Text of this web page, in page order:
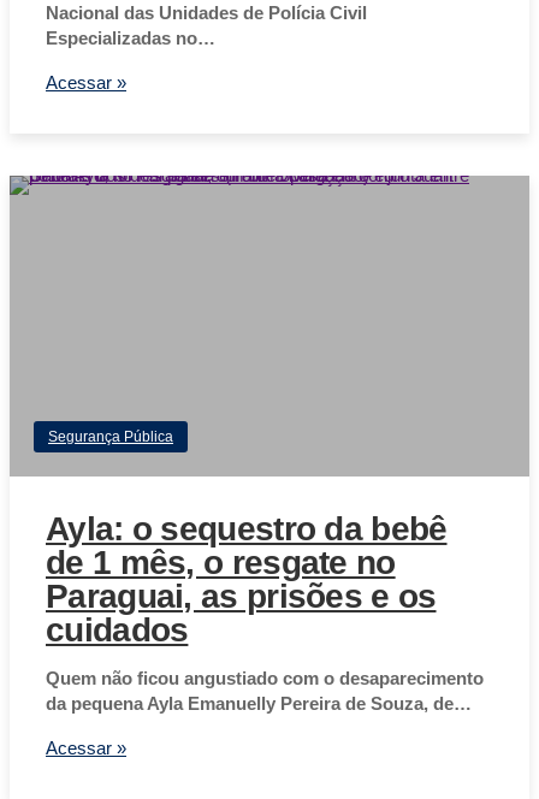
Nacional das Unidades de Polícia Civil
Especializadas no…
Acessar »
Segurança Pública
Ayla: o sequestro da bebê
de 1 mês, o resgate no
Paraguai, as prisões e os
cuidados
Quem não ficou angustiado com o desaparecimento
da pequena Ayla Emanuelly Pereira de Souza, de…
Acessar »